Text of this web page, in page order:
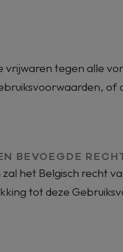
vrijwaren tegen alle
BEVOEGDE
het Belgisch recht
tot deze